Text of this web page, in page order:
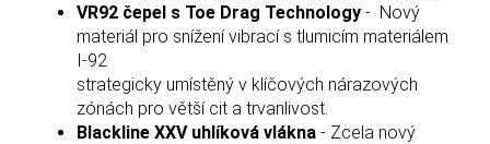
VR92 čepel s Toe Drag Technology - Nový
materiál pro snížení vibrací s tlumicím materiálem
I-92
strategicky umístěný v klíčových nárazových
zónách pro větší cit a trvanlivost.
Blackline XXV uhlíková vlákna - Zcela nový